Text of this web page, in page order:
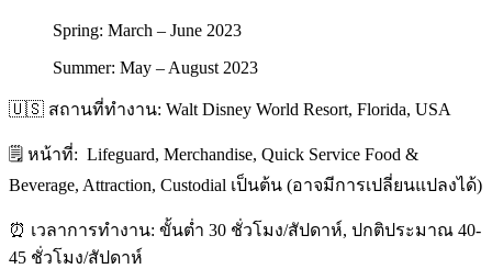
Spring: March – June 2023
Summer: May – August 2023
🇺🇸 สถานที่ทำงาน: Walt Disney World Resort, Florida, USA
🗒 หน้าที่: Lifeguard, Merchandise, Quick Service Food &
Beverage, Attraction, Custodial เป็นต้น (อาจมีการเปลี่ยนแปลงได้)
⏰ เวลาการทำงาน: ขั้นต่ำ 30 ชั่วโมง/สัปดาห์, ปกติประมาณ 40-
45 ชั่วโมง/สัปดาห์